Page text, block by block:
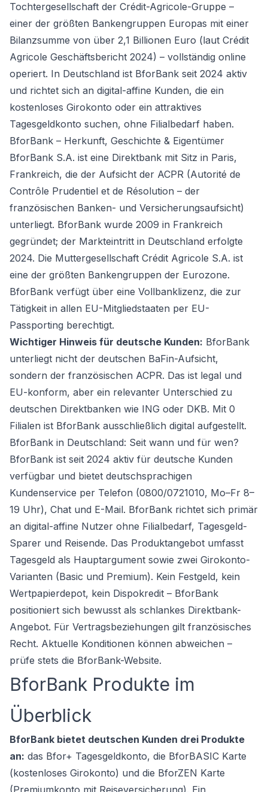
Tochtergesellschaft der Crédit-Agricole-Gruppe –
einer der größten Bankengruppen Europas mit einer
Bilanzsumme von über 2,1 Billionen Euro (laut Crédit
Agricole Geschäftsbericht 2024) – vollständig online
operiert. In Deutschland ist BforBank seit 2024 aktiv
und richtet sich an digital-affine Kunden, die ein
kostenloses Girokonto oder ein attraktives
Tagesgeldkonto suchen, ohne Filialbedarf haben.
BforBank – Herkunft, Geschichte & Eigentümer
BforBank S.A. ist eine Direktbank mit Sitz in Paris,
Frankreich, die der Aufsicht der ACPR (Autorité de
Contrôle Prudentiel et de Résolution – der
französischen Banken- und Versicherungsaufsicht)
unterliegt. BforBank wurde 2009 in Frankreich
gegründet; der Markteintritt in Deutschland erfolgte
2024. Die Muttergesellschaft Crédit Agricole S.A. ist
eine der größten Bankengruppen der Eurozone.
BforBank verfügt über eine Vollbanklizenz, die zur
Tätigkeit in allen EU-Mitgliedstaaten per EU-
Passporting berechtigt.
Wichtiger Hinweis für deutsche Kunden: BforBank
unterliegt nicht der deutschen BaFin-Aufsicht,
sondern der französischen ACPR. Das ist legal und
EU-konform, aber ein relevanter Unterschied zu
deutschen Direktbanken wie ING oder DKB. Mit 0
Filialen ist BforBank ausschließlich digital aufgestellt.
BforBank in Deutschland: Seit wann und für wen?
BforBank ist seit 2024 aktiv für deutsche Kunden
verfügbar und bietet deutschsprachigen
Kundenservice per Telefon (0800/0721010, Mo–Fr 8–
19 Uhr), Chat und E-Mail. BforBank richtet sich primär
an digital-affine Nutzer ohne Filialbedarf, Tagesgeld-
Sparer und Reisende. Das Produktangebot umfasst
Tagesgeld als Hauptargument sowie zwei Girokonto-
Varianten (Basic und Premium). Kein Festgeld, kein
Wertpapierdepot, kein Dispokredit – BforBank
positioniert sich bewusst als schlankes Direktbank-
Angebot. Für Vertragsbeziehungen gilt französisches
Recht. Aktuelle Konditionen können abweichen –
prüfe stets die BforBank-Website.
BforBank Produkte im
Überblick
BforBank bietet deutschen Kunden drei Produkte
an: das Bfor+ Tagesgeldkonto, die BforBASIC Karte
(kostenloses Girokonto) und die BforZEN Karte
(Premiumkonto mit Reiseversicherung). Ein